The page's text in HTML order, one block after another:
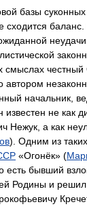
базы
сходится
смыслах
автором
начальник,
не как
Нежук, а как
). Одним из
«Огонёк» (
есть бывший
Родины и